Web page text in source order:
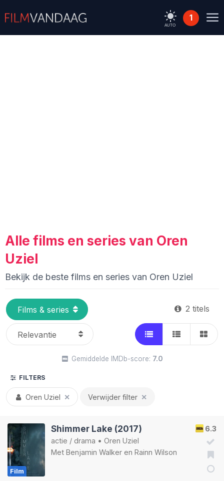
AUTO
1
Alle films en series van Oren
Uziel
Bekijk de beste films en series van Oren Uziel
2 titels
Gemiddelde IMDb-score: 7.0
FILTERS
Oren Uziel ✕ Verwijder filter ✕
Film
6.3
Shimmer Lake (2017)
actie / drama • Oren Uziel
Met Benjamin Walker en Rainn Wilson